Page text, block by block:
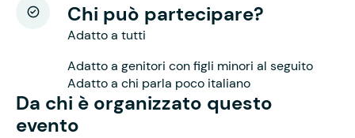
Chi può partecipare?
Adatto a tutti
Adatto a genitori con figli minori al seguito
Adatto a chi parla poco italiano
Da chi è organizzato questo
evento